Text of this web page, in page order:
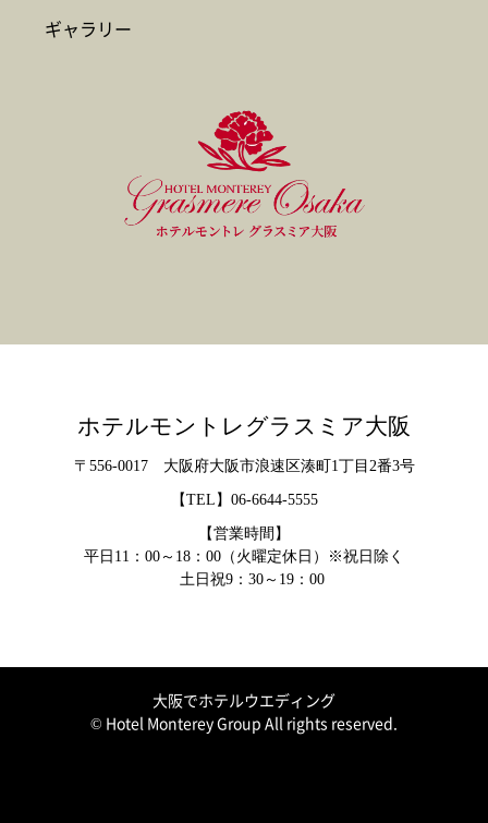
ギャラリー
ホテルモントレグラスミア大阪
〒556-0017 大阪府大阪市浪速区湊町1丁目2番3号
【TEL】 06-6644-5555
【営業時間】
平日11：00～18：00（火曜定休日）※祝日除く
土日祝9：30～19：00
大阪でホテルウエディング
© Hotel Monterey Group All rights reserved.